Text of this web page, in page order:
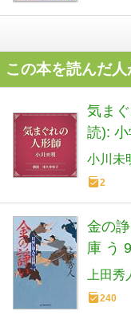
この本を読んだ
気ま
読):
小川未
2
金の
庫 う
録 2)
上田秀
240